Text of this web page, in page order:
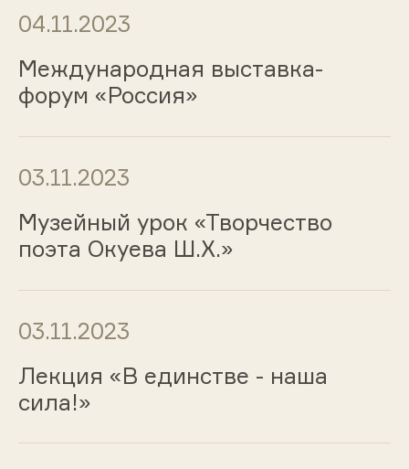
04.11.2023
Международная выставка-
форум «Россия»
03.11.2023
Музейный урок «Творчество
поэта Окуева Ш.Х.»
03.11.2023
Лекция «В единстве - наша
сила!»